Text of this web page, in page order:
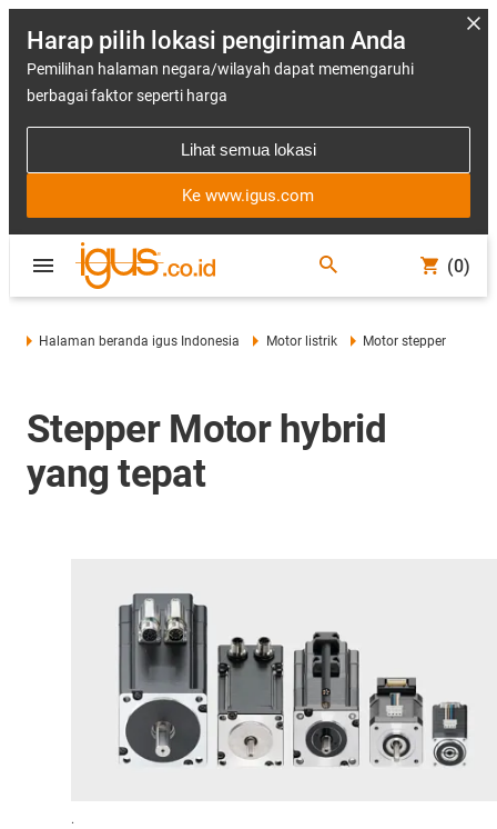
Harap pilih lokasi pengiriman Anda
Pemilihan halaman negara/wilayah dapat memengaruhi
berbagai faktor seperti harga
Lihat semua lokasi
Ke www.igus.com
(0)
Halaman beranda igus Indonesia Motor listrik Motor stepper
Stepper Motor hybrid
yang tepat
.